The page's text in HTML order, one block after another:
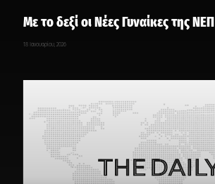
Με το δεξί οι Νέες Γυναίκες της ΝΕΠ
18 Ιανουαρίου, 2026